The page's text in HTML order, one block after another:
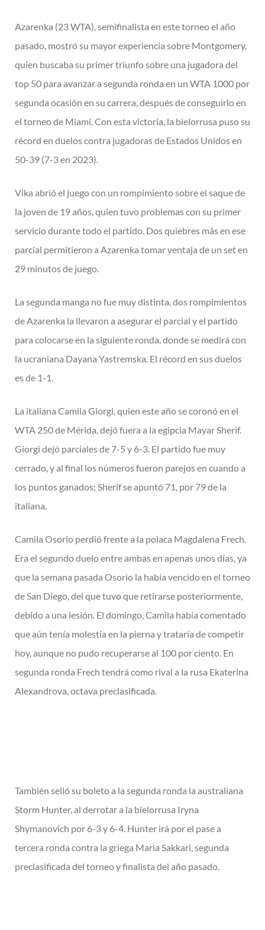
Azarenka (23 WTA), semifinalista en este torneo el año
pasado, mostró su mayor experiencia sobre Montgomery,
quien buscaba su primer triunfo sobre una jugadora del
top 50 para avanzar a segunda ronda en un WTA 1000 por
segunda ocasión en su carrera, después de conseguirlo en
el torneo de Miami. Con esta victoria, la bielorrusa puso su
récord en duelos contra jugadoras de Estados Unidos en
50-39 (7-3 en 2023).
Vika abrió el juego con un rompimiento sobre el saque de
la joven de 19 años, quien tuvo problemas con su primer
servicio durante todo el partido. Dos quiebres más en ese
parcial permitieron a Azarenka tomar ventaja de un set en
29 minutos de juego.
La segunda manga no fue muy distinta, dos rompimientos
de Azarenka la llevaron a asegurar el parcial y el partido
para colocarse en la siguiente ronda, donde se medirá con
la ucraniana Dayana Yastremska. El récord en sus duelos
es de 1-1.
La italiana Camila Giorgi, quien este año se coronó en el
WTA 250 de Mérida, dejó fuera a la egipcia Mayar Sherif.
Giorgi dejó parciales de 7-5 y 6-3. El partido fue muy
cerrado, y al final los números fueron parejos en cuando a
los puntos ganados; Sherif se apuntó 71, por 79 de la
italiana.
Camila Osorio perdió frente a la polaca Magdalena Frech.
Era el segundo duelo entre ambas en apenas unos días, ya
que la semana pasada Osorio la había vencido en el torneo
de San Diego, del que tuvo que retirarse posteriormente,
debido a una lesión. El domingo, Camila había comentado
que aún tenía molestia en la pierna y trataría de competir
hoy, aunque no pudo recuperarse al 100 por ciento. En
segunda ronda Frech tendrá como rival a la rusa Ekaterina
Alexandrova, octava preclasificada.
También selló su boleto a la segunda ronda la australiana
Storm Hunter, al derrotar a la bielorrusa Iryna
Shymanovich por 6-3 y 6-4. Hunter irá por el pase a
tercera ronda contra la griega Maria Sakkari, segunda
preclasificada del torneo y finalista del año pasado.